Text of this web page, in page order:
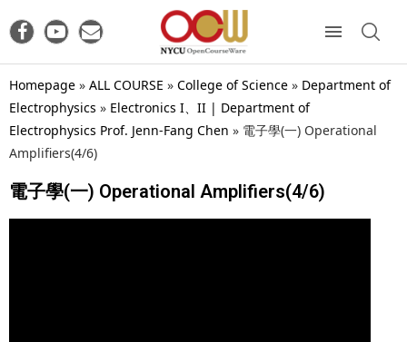
Homepage » ALL COURSE » College of Science » Department of
Electrophysics » Electronics I、II | Department of
Electrophysics Prof. Jenn-Fang Chen » 電子學(一) Operational
Amplifiers(4/6)
電子學(一) Operational Amplifiers(4/6)